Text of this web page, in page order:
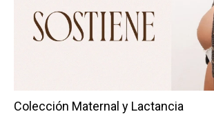
Colección Maternal y Lactancia